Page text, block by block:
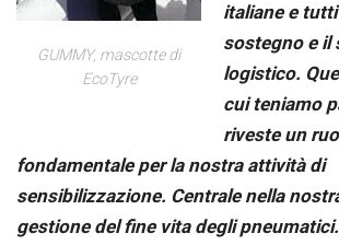
GUMMY, mascotte di
EcoTyre
italiane e
sostegno e il
logistico.
cui teniamo
riveste un
fondamentale per la nostra attività di
sensibilizzazione. Centrale nella
gestione del fine vita degli